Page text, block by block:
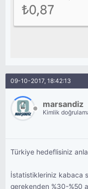
09-10-2017, 18:42:13
marsandiz
Kimlik
Türkiye hedeflisiniz
İstatistikleriniz kabaca
gerekenden %30-%50